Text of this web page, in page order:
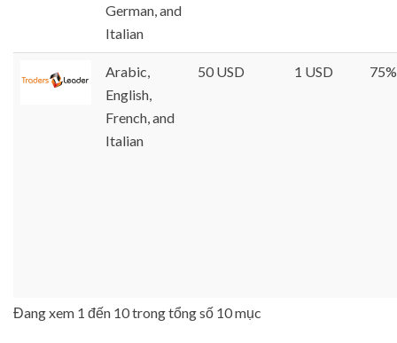
German, and
Italian
Arabic,
English,
French, and
Italian
50 USD 1 USD 75%
Đang xem 1 đến 10 trong tổng số 10 mục